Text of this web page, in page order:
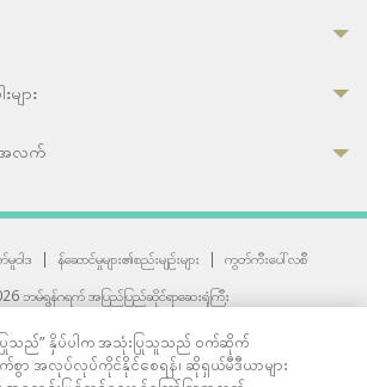
ျား
လက်
ဝါဒ | န်ဆောင်မှုများ၏စည်းမျဉ်းများ |
ကွတ်ကီးပေါ်လစီ
ဘမ်ရွန်ဂရက် အပြည်ပြည်ဆိုင်ရာဆေးရုံကြီး
3, Wattana, Bangkok 10110 Thailand.
All rights reserved.
ြုသည်” နှိပ်ပါက အသုံးပြုသူသည် ဝက်ဆိုက်
စွာ အလုပ်လုပ်ကိုင်နိုင်စေရန်၊ ဆိုရှယ်မီဒီယာများ